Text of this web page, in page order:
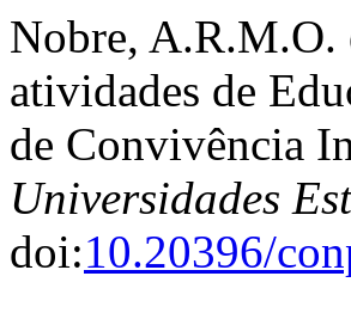
Nobre, A.R.M.O.
atividades de
de Convivência
Universidades
doi:10.20396/